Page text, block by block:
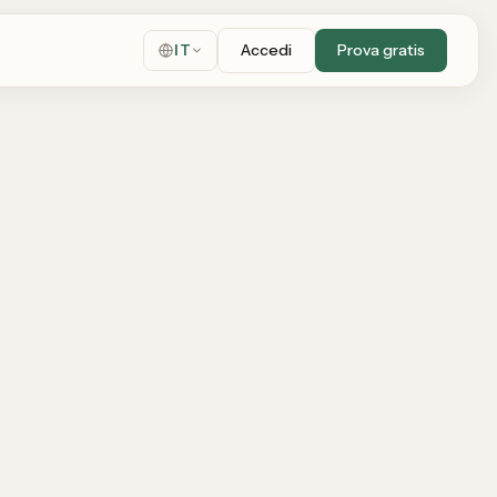
IT Accedi Prova gratis